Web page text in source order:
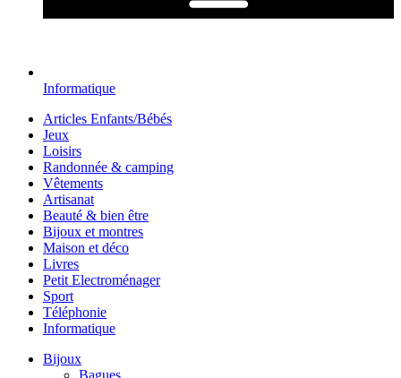
Informatique
Articles Enfants/Bébés
Jeux
Loisirs
Randonnée & camping
Vêtements
Artisanat
Beauté & bien être
Bijoux et montres
Maison et déco
Livres
Petit Electroménager
Sport
Téléphonie
Informatique
Bijoux
Bagues